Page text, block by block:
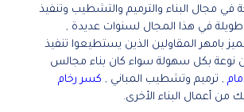
مجال البناء والترميم والتشطيب وتنفيذ
طويلة في هذا المجال لسنوات عديدة ,
بامهر المقاولين الذين يستطيعوا تنفيذ
بكل سهولة سواء كان بناء مجالس
, ترميم وتشطيب المباني , كسر رخام
من أعمال البناء الأخرى.